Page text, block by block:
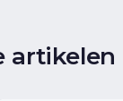
artikelen